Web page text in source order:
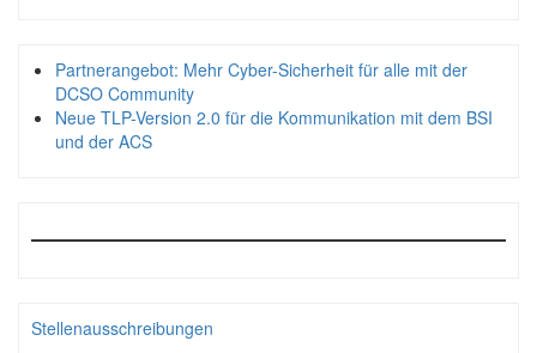
Partnerangebot: Mehr Cyber-Sicherheit für alle mit der
DCSO Community
Neue TLP-Version 2.0 für die Kommunikation mit dem BSI
und der ACS
Stellenausschreibungen